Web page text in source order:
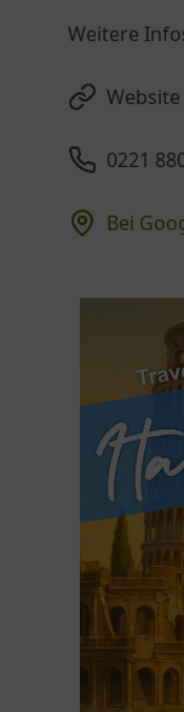
Weitere
0221
Bei